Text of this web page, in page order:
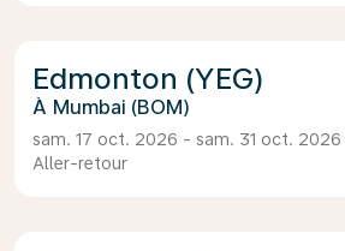
Edmonton (YEG)
Mumbai (BOM)
sam. 17 oct. 2026 - sam. 31 oct. 2026
Aller-retour